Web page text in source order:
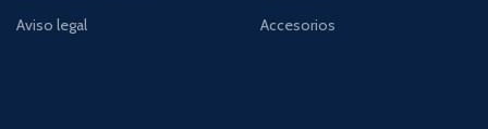
Aviso legal
Accesorios